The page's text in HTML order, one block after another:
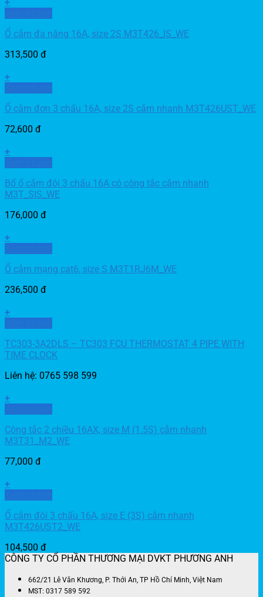
+
Ổ cắm đa năng 16A, size 2S M3T426_IS_WE
313,500 đ
+
Ổ cắm đơn 3 chấu 16A, size 2S cắm nhanh M3T426UST_WE
72,600 đ
+
Bổ ổ cắm đôi 3 chấu 16A có công tắc cắm nhanh
M3T_SIS_WE
176,000 đ
+
Ổ cắm mạng cat6, size S M3T1RJ6M_WE
236,500 đ
+
TC303-3A2DLS – TC303 FCU THERMOSTAT 4 PIPE WITH
TIME CLOCK
Liên hệ: 0765 598 599
+
Công tắc 2 chiều 16AX, size M (1.5S) cắm nhanh
M3T31_M2_WE
77,000 đ
+
Ổ cắm đôi 3 chấu 16A, size E (3S) cắm nhanh
M3T426UST2_WE
104,500 đ
CÔNG TY CỔ PHẦN THƯƠNG MẠI DVKT PHƯƠNG ANH
662/21 Lê Văn Khương, P. Thới An, TP Hồ Chí Minh, Việt Nam
MST: 0317 589 592